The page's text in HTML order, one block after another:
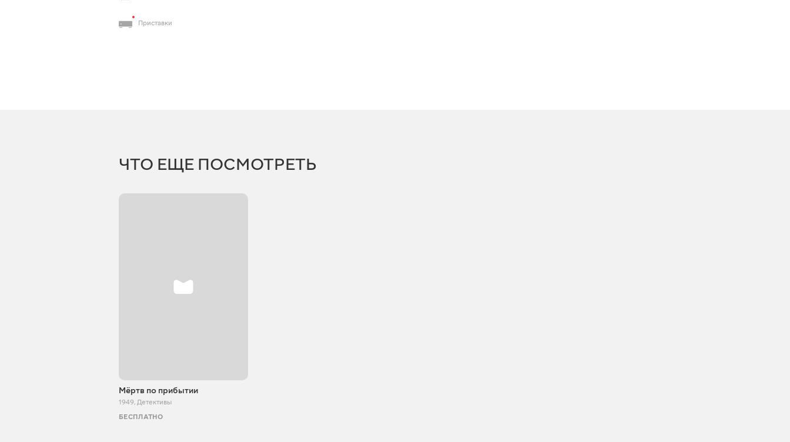
Приставки
ЧТО ЕЩЕ ПОСМОТРЕТЬ
Мёртв по прибытии
1949, Детективы
БЕСПЛАТНО